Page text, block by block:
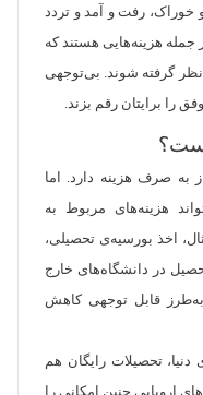
خوراک، رفت و آمد و تردد
جمله هزینه‌هایی هستند که
نظر گرفته شوند. بی‌توجهی
را برایتان رقم بزند.
به صرف هزینه‌ دارد. اما
هزینه‌های مربوط به
اخذ بورسیه‌ی تحصیلی،
در دانشگاه‌های خارج
قابل توجهی کاهش
دنیا، تحصیلات رایگان هم
اروپایی چنین امکانی را